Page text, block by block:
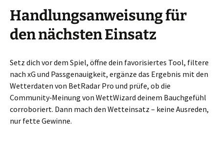
Handlungsanweisung für
den nächsten Einsatz
Setz dich vor dem Spiel, öffne dein favorisiertes Tool, filtere
nach xG und Passgenauigkeit, ergänze das Ergebnis mit den
Wetterdaten von BetRadar Pro und prüfe, ob die
Community‑Meinung von WettWizard deinem Bauchgefühl
corroboriert. Dann mach den Wetteinsatz – keine Ausreden,
nur fette Gewinne.